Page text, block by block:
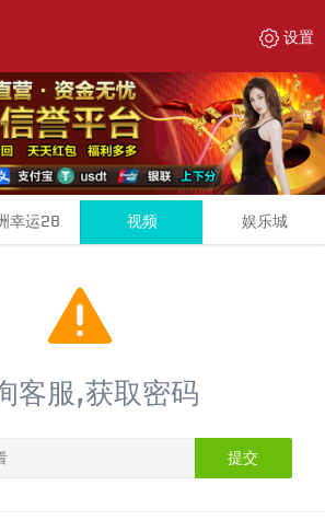
设置
幸运28 视频 娱乐城
客服,获取密码
提交